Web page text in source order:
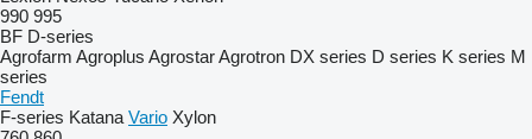
990 995
BF D-series
Agrofarm Agroplus AgrostarAgrotron DX series D series K series M
series
Fendt
F-series Katana Vario Xylon